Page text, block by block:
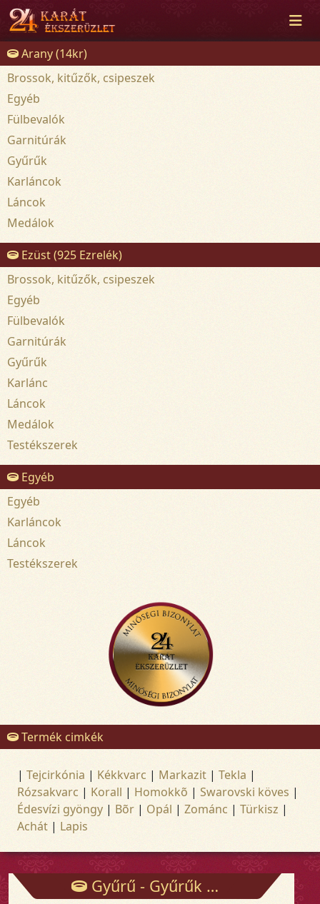
Arany (14kr)
Brossok, kitűzők, csipeszek
Egyéb
Fülbevalók
Garnitúrák
Gyűrűk
Karláncok
Láncok
Medálok
Ezüst (925 Ezrelék)
Brossok, kitűzők, csipeszek
Egyéb
Fülbevalók
Garnitúrák
Gyűrűk
Karlánc
Láncok
Medálok
Testékszerek
Egyéb
Egyéb
Karláncok
Láncok
Testékszerek
Termék cimkék
| Tejcirkónia | Kékkvarc | Markazit | Tekla |
Rózsakvarc | Korall | Homokkõ | Swarovski köves |
Édesvízi gyöngy | Bõr | Opál | Zománc | Türkisz |
Achát | Lapis
Gyűrű - Gyűrűk - Arany és ezüst ékszerek